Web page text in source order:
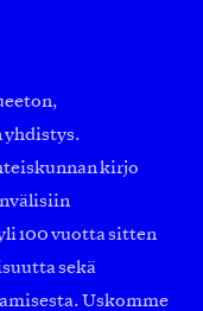
kirjo
100 vuotta sitten
sekä
Uskomme